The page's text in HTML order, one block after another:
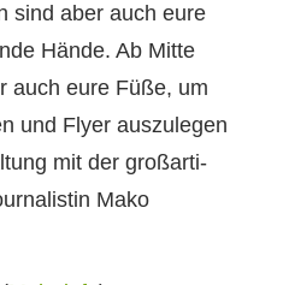
sind aber auch eure
Hände. Ab Mitte
auch eure Füße, um
und Fly­er auszule­gen
mit der großar­ti­
Mako